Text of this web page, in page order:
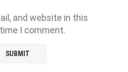
and website in this
I comment.